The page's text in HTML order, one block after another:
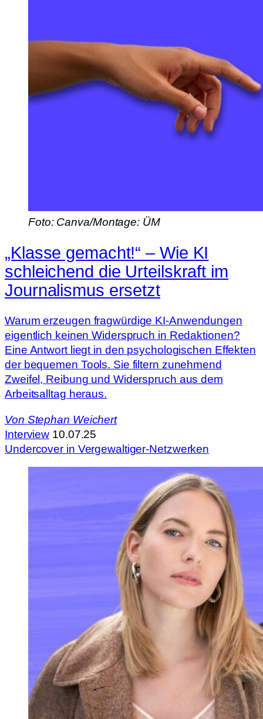
Foto: Canva/Montage: ÜM
„Klasse gemacht!“ – Wie KI
schleichend die Urteilskraft im
Journalismus ersetzt
Warum erzeugen fragwürdige KI-Anwendungen
eigentlich keinen Widerspruch in Redaktionen?
Eine Antwort liegt in den psychologischen Effekten
der bequemen Tools. Sie filtern zunehmend
Zweifel, Reibung und Widerspruch aus dem
Arbeitsalltag heraus.
Von Stephan Weichert
Interview 10.07.25
Undercover in Vergewaltiger-Netzwerken